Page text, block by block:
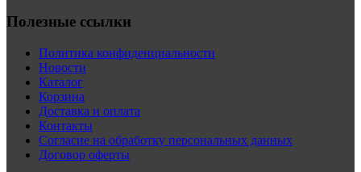
Полезные ссылки
Политика конфиденциальности
Новости
Каталог
Корзина
Доставка и оплата
Контакты
Согласие на обработку персональных данных
Договор оферты